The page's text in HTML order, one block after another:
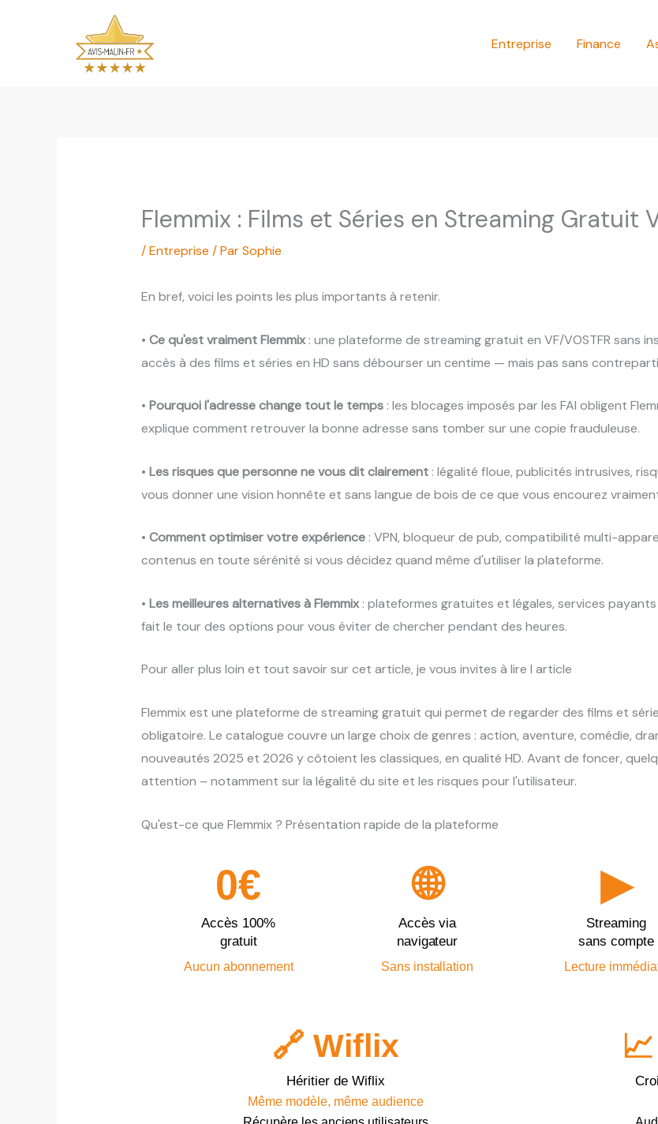
Entreprise Finance
Flemmix : Films et Séries en Streaming Gratuit
/Entreprise / ParSophie
En bref, voici les points les plus importants à retenir.
• Ce qu'est vraiment Flemmix: une plateforme de streaming gratuit en VF/VOSTFR sans
accès à des films et séries en HD sans débourser un centime — mais pas sans
• Pourquoi l'adresse change tout le temps: les blocages imposés par les FAI obligent
explique comment retrouver la bonne adresse sans tomber sur une copie frauduleuse.
• Les risques que personne ne vous dit clairement: légalité floue, publicités intrusives,
vous donner une vision honnête et sans langue de bois de ce que vous encourez
• Comment optimiser votre expérience: VPN, bloqueur de pub, compatibilité multi-
contenus en toute sérénité si vous décidez quand même d'utiliser la plateforme.
• Les meilleures alternatives à Flemmix: plateformes gratuites et légales, services
fait le tour des options pour vous éviter de chercher pendant des heures.
Pour aller plus loin et tout savoir sur cet article, je vous invites à lire l article
Flemmix est une plateforme de streaming gratuit qui permet de regarder des films et
obligatoire. Le catalogue couvre un large choix de genres : action, aventure, comédie,
nouveautés 2025 et 2026 y côtoient les classiques, en qualité HD. Avant de foncer,
attention – notamment sur la légalité du site et les risques pour l'utilisateur.
Qu'est-ce que Flemmix ? Présentation rapide de la plateforme
0€
Accès 100%
gratuit
Aucun abonnement
🌐
Accès via
navigateur
Sans installation
▶
Streaming
sans compte
Lecture
🔗 Wiflix
Héritier de Wiflix
Même modèle, même audience